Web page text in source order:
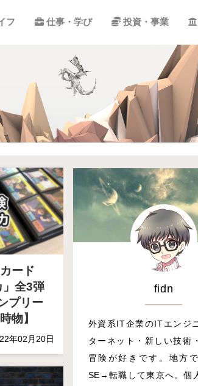
フ 仕事・学び 投資・事業
ード
」全3弾
プリー
物】
年02月20日
fidn
外資系IT企業のITエンジ
ターネット・新しい技術
冒険が好きです。地方
SE→転職して東京へ。個